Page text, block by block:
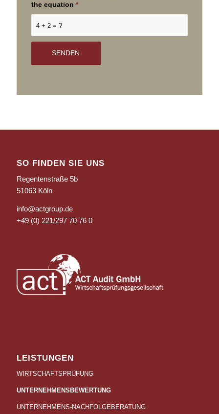
4 + 2 = ?
the equation *
SO FINDEN SIE UNS
Regentenstraße 5b
51063 Köln
info@actgroup.de
+49 (0) 221/297 70 76 0
LEISTUNGEN
WIRTSCHAFTSPRÜFUNG
UNTERNEHMENSBEWERTUNG
UNTERNEHMENS-NACHFOLGEBERATUNG